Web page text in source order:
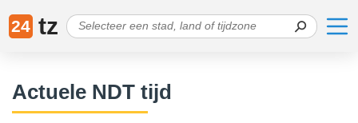
24 tz
Actuele NDT tijd